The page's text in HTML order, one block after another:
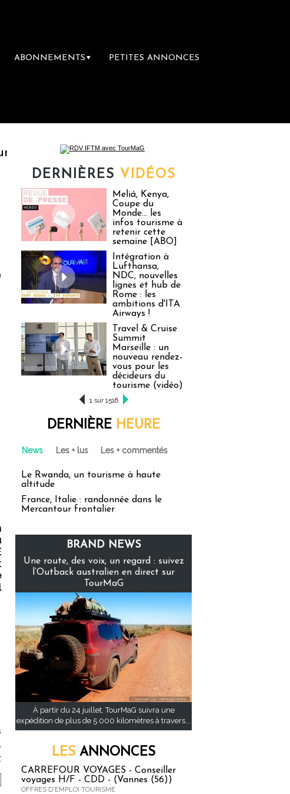
ABONNEMENTS ▼ PETITES ANNONCES
aux vacances : un droit inachevé totalement
DERNIÈRES VIDÉOS
Meliá, Kenya,
Coupe du
Monde… les
infos tourisme à
retenir cette
semaine [ABO]
Intégration à
Lufthansa,
NDC, nouvelles
lignes et hub de
Rome : les
ambitions d'ITA
Airways !
Travel & Cruise
Summit
Marseille : un
nouveau rendez-
vous pour les
décideurs du
tourisme (vidéo)
1 sur 1516
DERNIÈRE HEURE
News Les + lus Les + commentés
Le Rwanda, un tourisme à haute
altitude
France, Italie : randonnée dans le
Mercantour frontalier
BRAND NEWS
Une route, des voix, un regard : suivez
l’Outback australien en direct sur
TourMaG
À partir du 24 juillet, TourMaG suivra une
expédition de plus de 5 000 kilomètres à travers...
LES ANNONCES
CARREFOUR VOYAGES - Conseiller
voyages H/F - CDD - (Vannes (56))
OFFRES D'EMPLOI TOURISME